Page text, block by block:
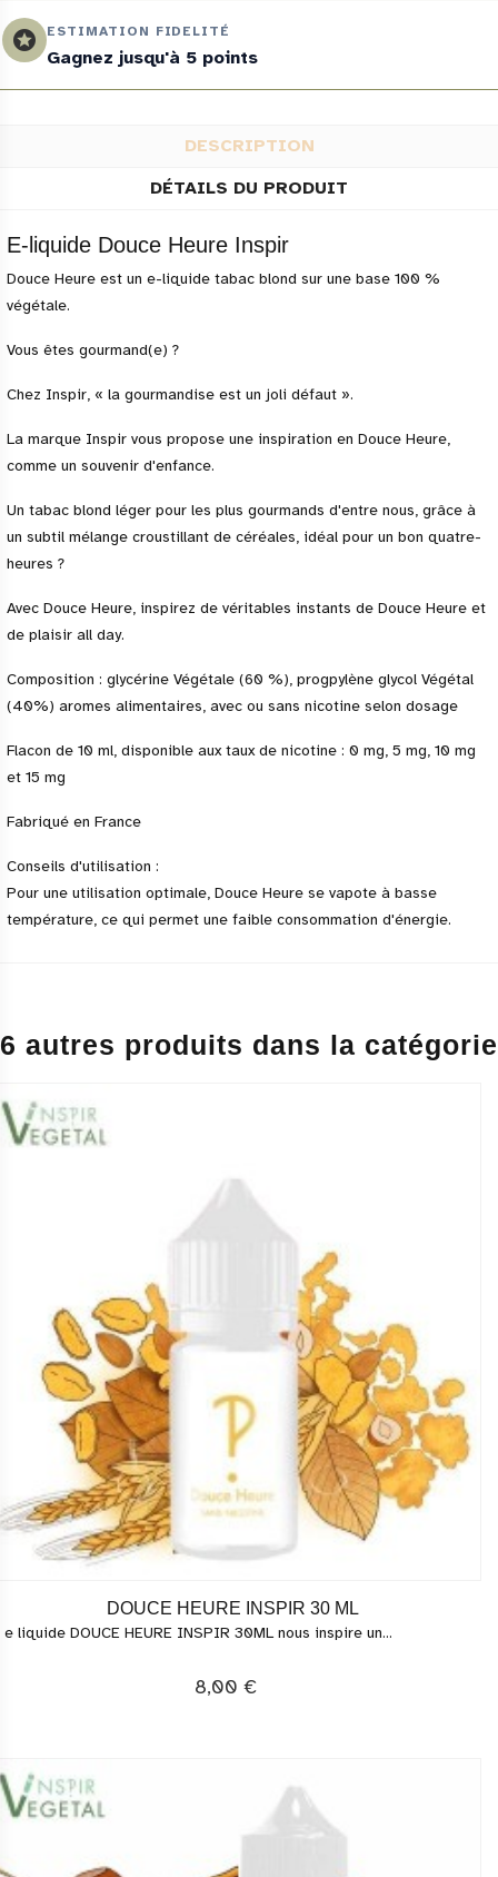
stars ESTIMATION FIDELITÉ
Gagnez jusqu'à 5 points
DESCRIPTION
DÉTAILS DU PRODUIT
E-liquide Douce Heure Inspir
Douce Heure est un e-liquide tabac blond sur une base 100 %
végétale.
Vous êtes gourmand(e) ?
Chez Inspir, « la gourmandise est un joli défaut ».
La marque Inspir vous propose une inspiration en Douce Heure,
comme un souvenir d'enfance.
Un tabac blond léger pour les plus gourmands d'entre nous, grâce à
un subtil mélange croustillant de céréales, idéal pour un bon quatre-
heures ?
Avec Douce Heure, inspirez de véritables instants de Douce Heure et
de plaisir all day.
Composition : glycérine Végétale (60 %), progpylène glycol Végétal
(40%) aromes alimentaires, avec ou sans nicotine selon dosage
Flacon de 10 ml, disponible aux taux de nicotine : 0 mg, 5 mg, 10 mg
et 15 mg
Fabriqué en France
Conseils d'utilisation :
Pour une utilisation optimale, Douce Heure se vapote à basse
température, ce qui permet une faible consommation d'énergie.
autres produits dans la catégorie
DOUCE HEURE INSPIR 30 ML
e liquide DOUCE HEURE INSPIR 30ML nous inspire un...
8,00 €